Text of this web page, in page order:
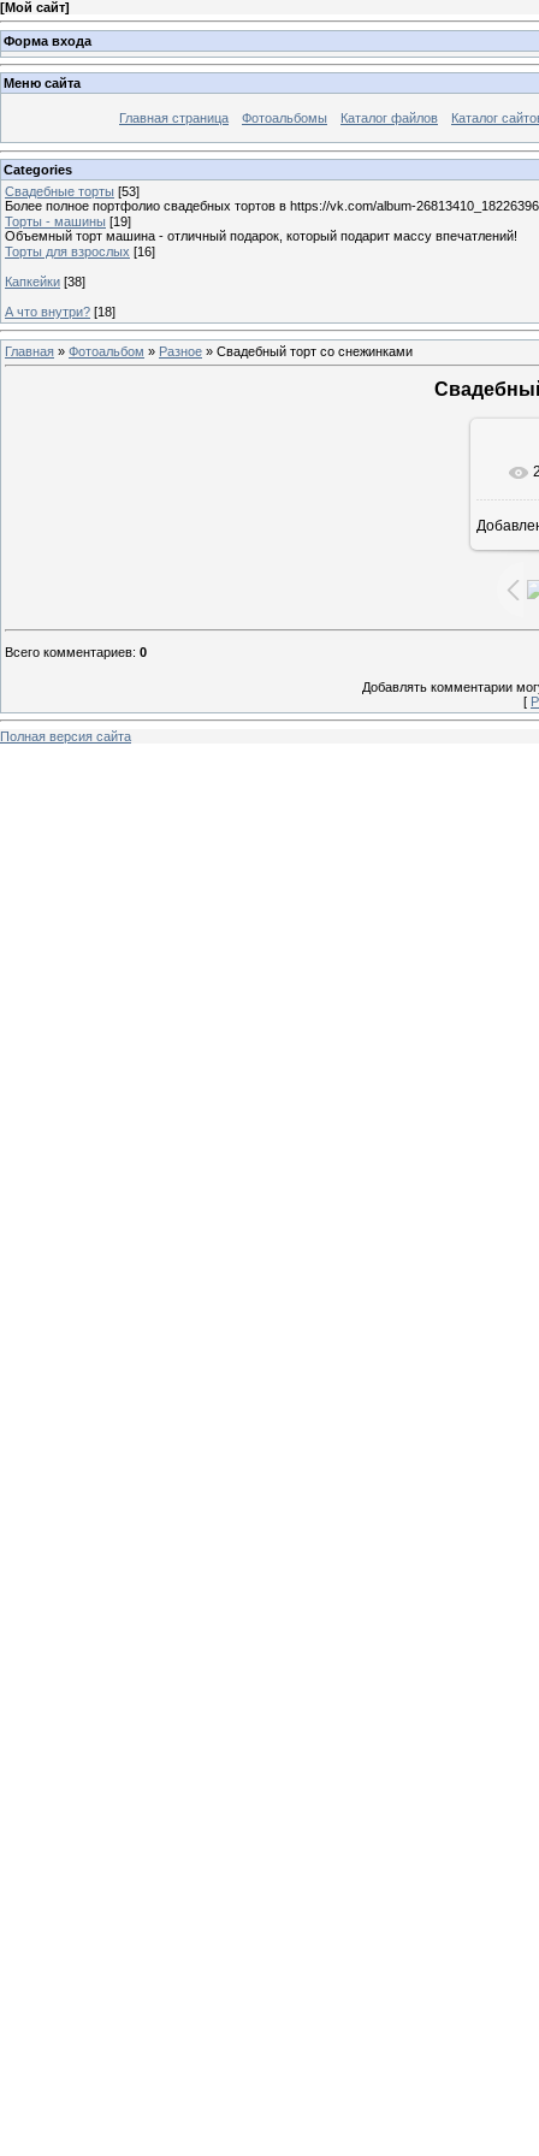
[Мой сайт]
Форма входа
Меню сайта
Главная страница Фотоальбомы Каталог файлов Каталог
Categories
Свадебные торты [53]
Более полное портфолио свадебных тортов в https://vk.com/album-
Торты - машины [19]
Объемный торт машина - отличный подарок, который подарит массу впечатлений!
Торты для взрослых [16]
Капкейки [38]
А что внутри? [18]
Главная » Фотоальбом » Разное » Свадебный торт со снежинками
Всего комментариев: 0
Добавлять комментарии
[
Полная версия сайта